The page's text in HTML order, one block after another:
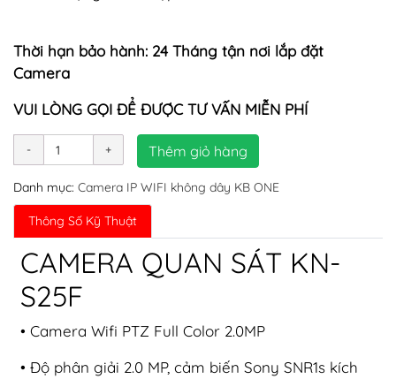
Thời hạn bảo hành: 24 Tháng tận nơi lắp đặt
Camera
VUI LÒNG GỌI ĐỂ ĐƯỢC TƯ VẤN MIỄN PHÍ
Thêm giỏ hàng
Danh mục: Camera IP WIFI không dây KB ONE
Thông Số Kỹ Thuật
CAMERA QUAN SÁT KN-
S25F
• Camera Wifi PTZ Full Color 2.0MP
• Độ phân giải 2.0 MP, cảm biến Sony SNR1s kích